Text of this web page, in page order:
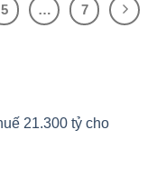
5 … 7
21.300 tỷ cho